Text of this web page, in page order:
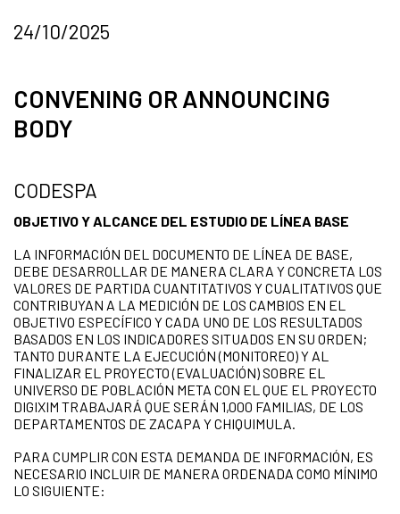
24/10/2025
CONVENING OR ANNOUNCING
BODY
CODESPA
OBJETIVO Y ALCANCE DEL ESTUDIO DE LÍNEA BASE
LA INFORMACIÓN DEL DOCUMENTO DE LÍNEA DE BASE,
DEBE DESARROLLAR DE MANERA CLARA Y CONCRETA LOS
VALORES DE PARTIDA CUANTITATIVOS Y CUALITATIVOS QUE
CONTRIBUYAN A LA MEDICIÓN DE LOS CAMBIOS EN EL
OBJETIVO ESPECÍFICO Y CADA UNO DE LOS RESULTADOS
BASADOS EN LOS INDICADORES SITUADOS EN SU ORDEN;
TANTO DURANTE LA EJECUCIÓN (MONITOREO) Y AL
FINALIZAR EL PROYECTO (EVALUACIÓN) SOBRE EL
UNIVERSO DE POBLACIÓN META CON EL QUE EL PROYECTO
DIGIXIM TRABAJARÁ QUE SERÁN 1,000 FAMILIAS, DE LOS
DEPARTAMENTOS DE ZACAPA Y CHIQUIMULA.
PARA CUMPLIR CON ESTA DEMANDA DE INFORMACIÓN, ES
NECESARIO INCLUIR DE MANERA ORDENADA COMO MÍNIMO
LO SIGUIENTE: